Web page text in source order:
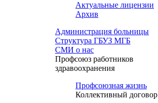
Актуальные лицензии
Архив
Администрация больницы
Структура ГБУЗ МГБ
СМИ о нас
Профсоюз работников
здравоохранения
Профсоюзная жизнь
Коллективный договор